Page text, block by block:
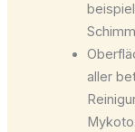
aller